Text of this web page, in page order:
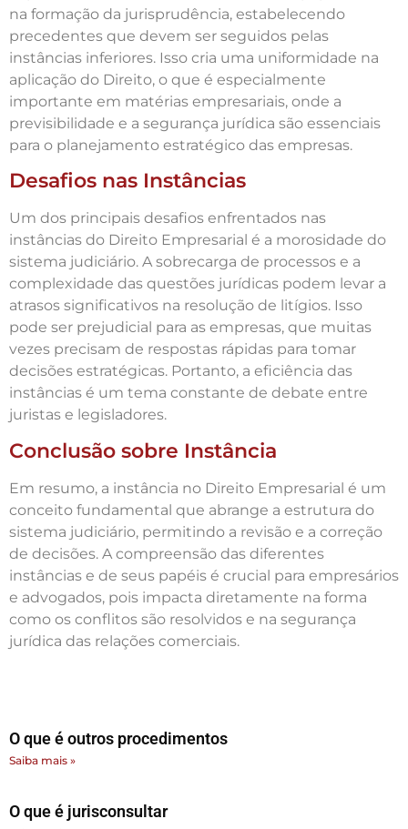
na formação da jurisprudência, estabelecendo
precedentes que devem ser seguidos pelas
instâncias inferiores. Isso cria uma uniformidade na
aplicação do Direito, o que é especialmente
importante em matérias empresariais, onde a
previsibilidade e a segurança jurídica são essenciais
para o planejamento estratégico das empresas.
Desafios nas Instâncias
Um dos principais desafios enfrentados nas
instâncias do Direito Empresarial é a morosidade do
sistema judiciário. A sobrecarga de processos e a
complexidade das questões jurídicas podem levar a
atrasos significativos na resolução de litígios. Isso
pode ser prejudicial para as empresas, que muitas
vezes precisam de respostas rápidas para tomar
decisões estratégicas. Portanto, a eficiência das
instâncias é um tema constante de debate entre
juristas e legisladores.
Conclusão sobre Instância
Em resumo, a instância no Direito Empresarial é um
conceito fundamental que abrange a estrutura do
sistema judiciário, permitindo a revisão e a correção
de decisões. A compreensão das diferentes
instâncias e de seus papéis é crucial para empresários
e advogados, pois impacta diretamente na forma
como os conflitos são resolvidos e na segurança
jurídica das relações comerciais.
O que é outros procedimentos
Saiba mais »
O que é jurisconsultar